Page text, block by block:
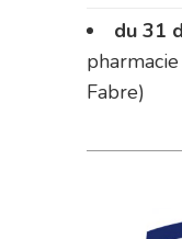
du 31
Fabre)